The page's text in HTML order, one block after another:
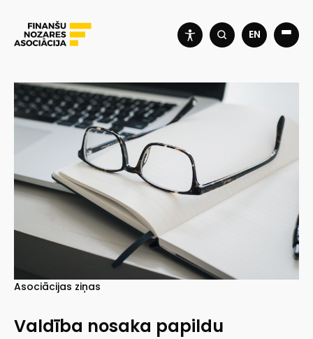
EN
Asociācijas ziņas
Valdība nosaka papildu